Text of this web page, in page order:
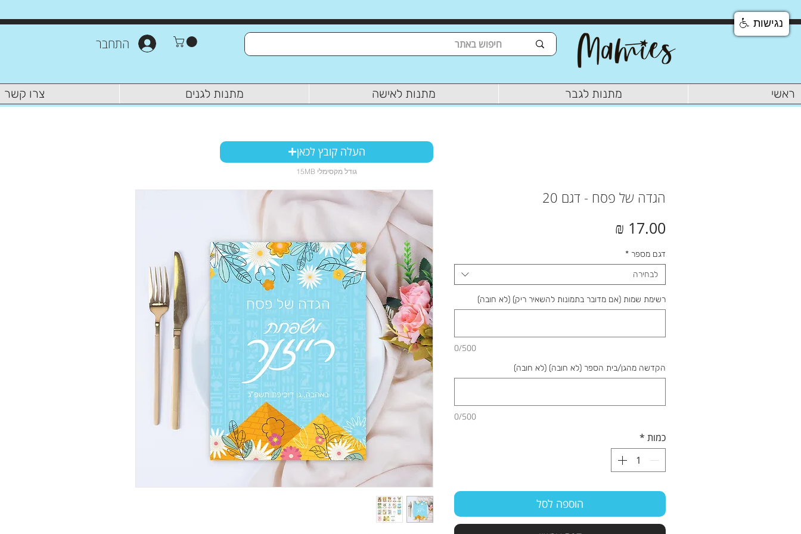
התחבר
ראשי מתנות לגבר מתנות לאישה מתנות לגנים צרו קשר
הגדה של פסח - דגם 20
דגם מספר *
לבחירה
רשימת שמות (אם מדובר בתמונות להשאיר ריק) (לא חובה)
0/500
הקדשה מהגן/בית הספר (לא חובה) (לא חובה)
0/500
כמות *
הוספה לסל
העלה קובץ לכאן
15MB גודל מקסימלי
נגישות